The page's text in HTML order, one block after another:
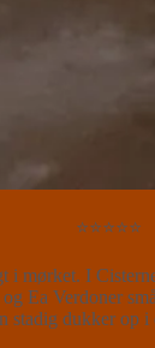
⭐⭐⭐⭐⭐
i mørket. I
Ea Verdoner
stadig dukker op